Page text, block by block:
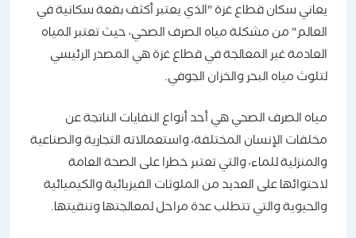
يعاني سكان قطاع غزة "الذي يعتبر أكثف بقعة سكانية في
العالم" من مشكلة مياه الصرف الصحي، حيث تعتبر المياه
العادمة غير المعالجة في قطاع غزة هي المصدر الرئيسي
لتلوث مياه البحر والخزان الجوفي.
مياه الصرف الصحي هي أحد أنواع النفايات الناتجة عن
مخلفات الإنسان المختلفة، واستعمالاته التجارية والصناعية
والمنزلية للماء، والتي تعتبر خطرا على الصحة العامة
لاحتوائها على العديد من الملوثات الفيزيائية والكيميائية
والحيوية والتي تتطلب عدة مراحل لمعالجتها وتنقيتها.